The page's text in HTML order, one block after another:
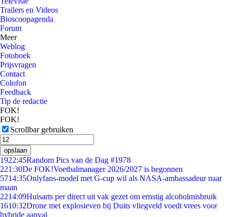
Trailers en Videos
Bioscoopagenda
Forum
Meer
Weblog
Fotoboek
Prijsvragen
Contact
Colofon
Feedback
Tip de redactie
FOK!
FOK!
Scrollbar gebruiken
opslaan
1922:45Random Pics van de Dag #1978
221:30De FOK!Voetbalmanager 2026/2027 is begonnen
5714:35Onlyfans-model met G-cup wil als NASA-ambassadeur naar
maan
2214:09Huisarts per direct uit vak gezet om ernstig alcoholmisbruik
1610:32Drone met explosieven bij Duits vliegveld voedt vrees voor
hybride aanval